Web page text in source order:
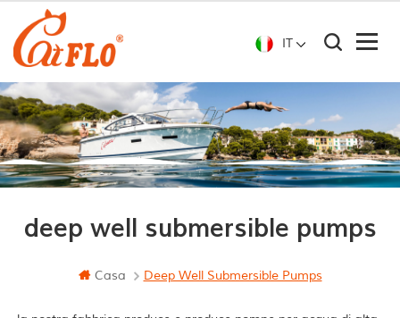
IT
deep well submersible pumps
Casa Deep Well Submersible Pumps